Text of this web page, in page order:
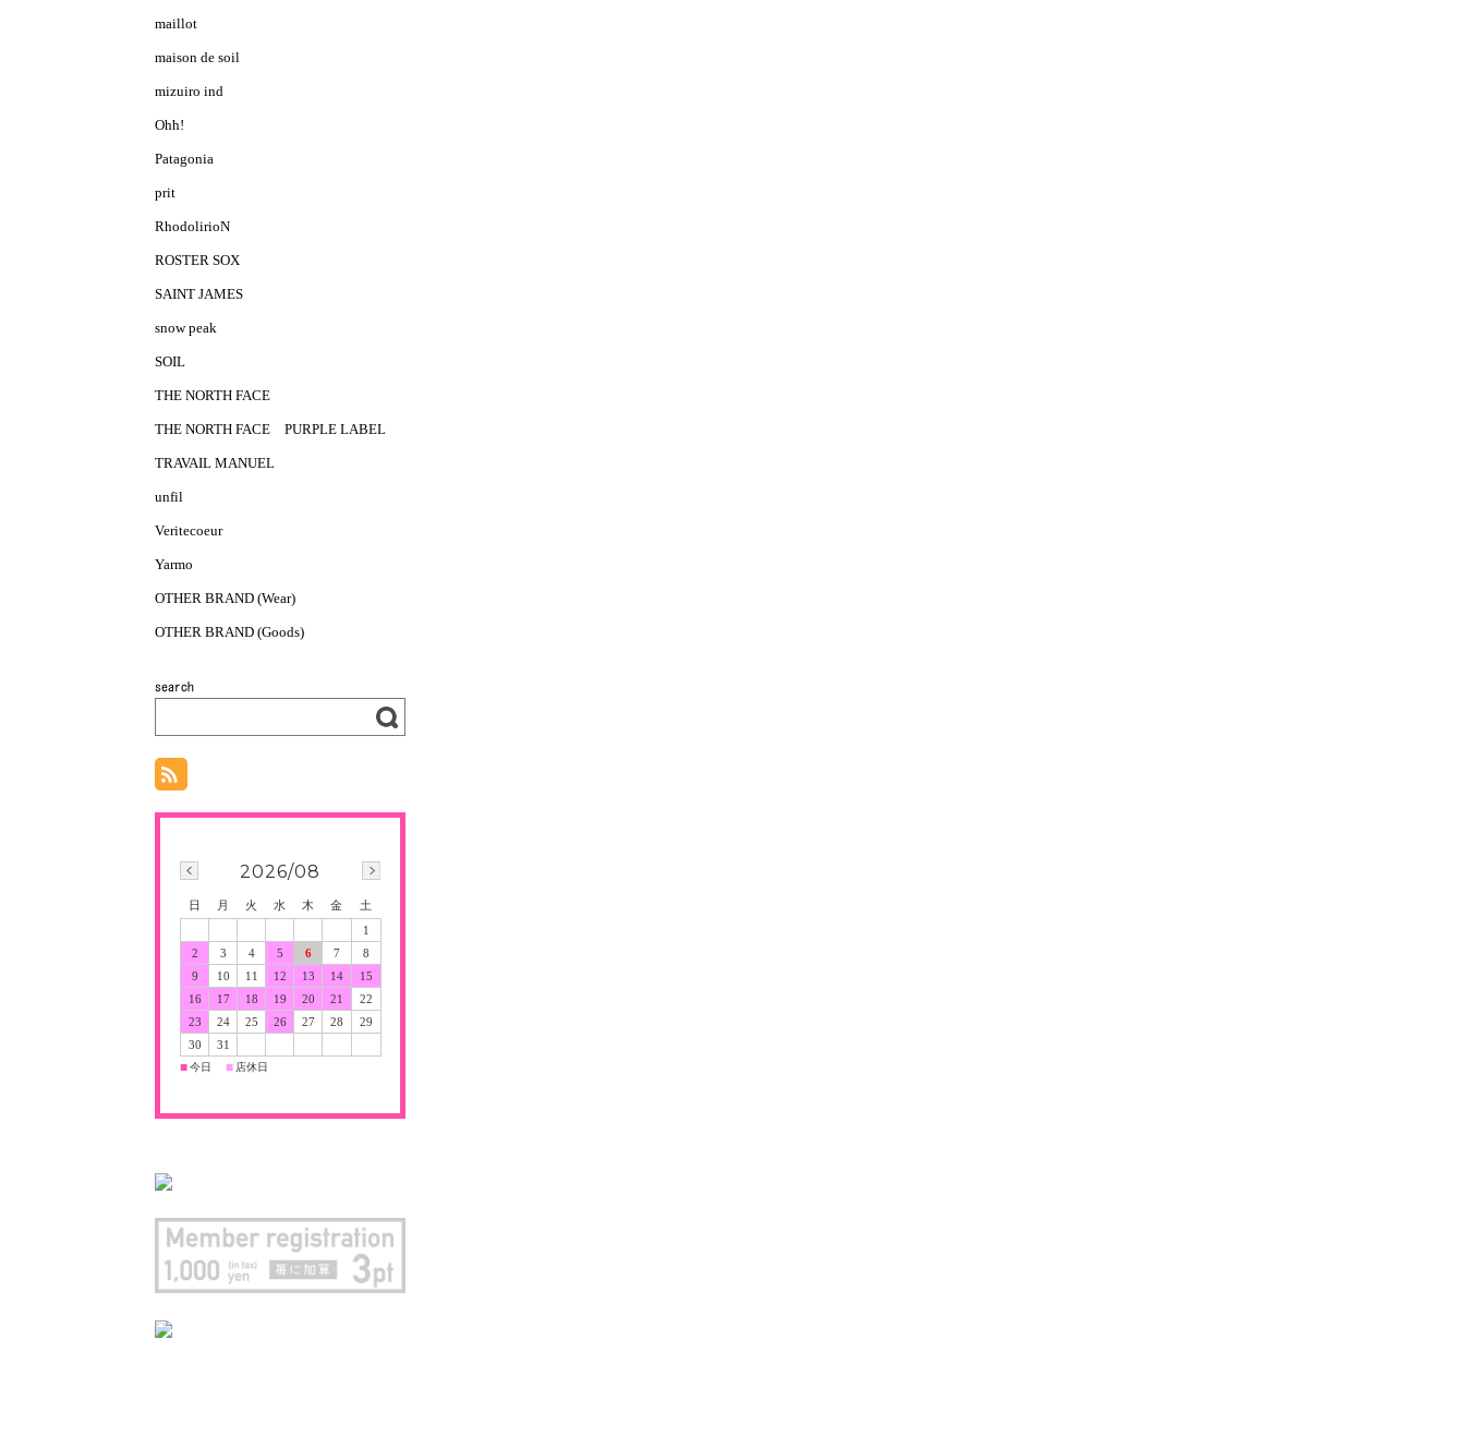
maillot
maison de soil
mizuiro ind
Ohh!
Patagonia
prit
RhodolirioN
ROSTER SOX
SAINT JAMES
snow peak
SOIL
THE NORTH FACE
THE NORTH FACE PURPLE LABEL
TRAVAIL MANUEL
unfil
Veritecoeur
Yarmo
OTHER BRAND (Wear)
OTHER BRAND (Goods)
2026/08
日 月 火 水 木 金
土
1
2
3 4 5 6 7
8
9
10 11 12 13 14
15
16
17 18 19 20 21
22
23
24 25 26 27 28
29
30
31
■今日 ■ 店休日